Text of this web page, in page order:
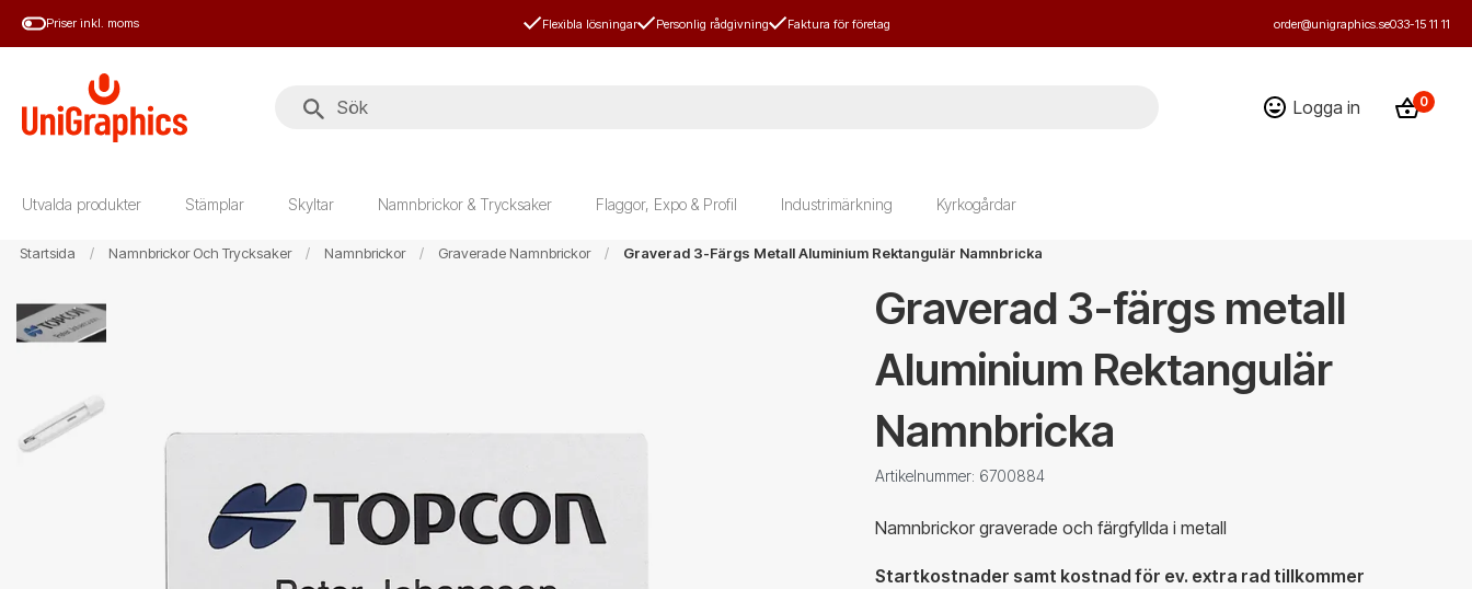
HoppaPriser inkl. moms Flexibla lösningar Personlig rådgivning Faktura för företag order@unigraphics.se033-15 11 11
Logga in 0
Utvalda produkter Stämplar Skyltar Namnbrickor & Trycksaker Flaggor, Expo & Profil Industrimärkning Kyrkogårdar
Startsida Namnbrickor Och Trycksaker Namnbrickor Graverade Namnbrickor Graverad 3-Färgs Metall Aluminium Rektangulär Namnbricka
Graverad 3-färgs metall
Aluminium Rektangulär
Namnbricka
Artikelnummer: 6700884
Namnbrickor graverade och färgfyllda i metall
Startkostnader samt kostnad för ev. extra rad tillkommer